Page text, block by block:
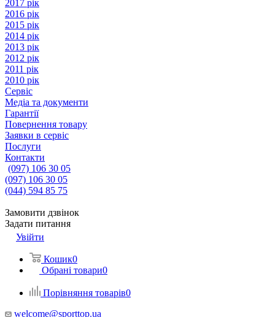
2017 рік
2016 рік
2015 рік
2014 рік
2013 рік
2012 рік
2011 рік
2010 рік
Сервіс
Медіа та документи
Гарантії
Повернення товару
Заявки в сервіс
Послуги
Контакти
(097) 106 30 05
(097) 106 30 05
(044) 594 85 75
Замовити дзвінок
Задати питання
Увійти
Кошик0
Обрані товари0
Порівняння товарів0
welcome@sporttop.ua